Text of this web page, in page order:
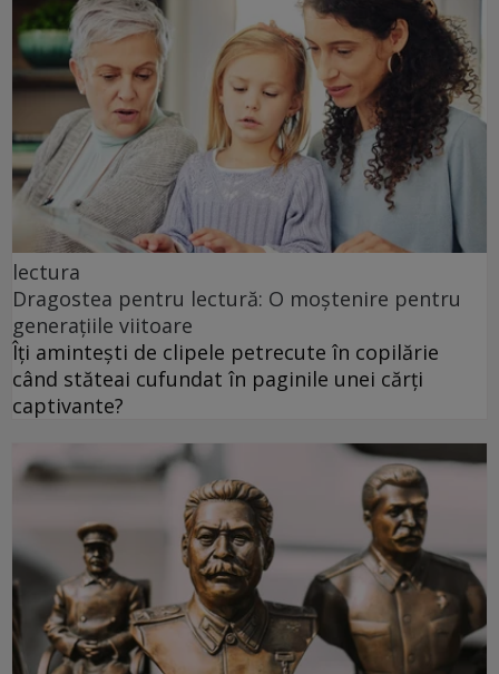
lectura
Dragostea pentru lectură: O moștenire pentru
generațiile viitoare
Îți amintești de clipele petrecute în copilărie
când stăteai cufundat în paginile unei cărți
captivante?